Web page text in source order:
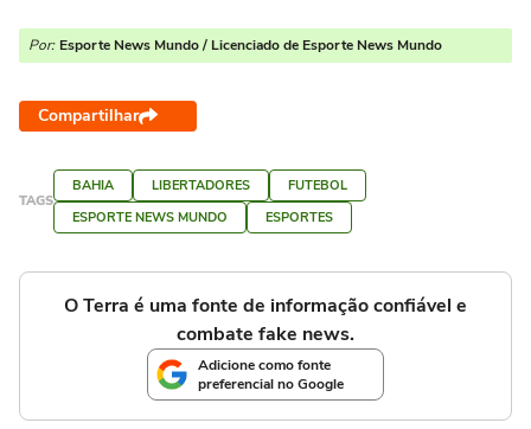
Por: Esporte News Mundo / Licenciado de Esporte News Mundo
Compartilhar
TAGS
BAHIA LIBERTADORES
FUTEBOL
ESPORTE NEWS MUNDO
ESPORTES
O Terra é uma fonte de informação confiável e
combate fake news.
Adicione como fonte
preferencial no Google